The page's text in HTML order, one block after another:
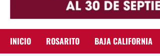
INICIO ROSARITO BAJA CALIFORNIA